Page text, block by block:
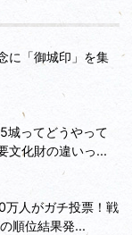
に「御城印」を集
城ってどうやって
文化財の違いっ...
万人がガチ投票！戦
順位結果発...